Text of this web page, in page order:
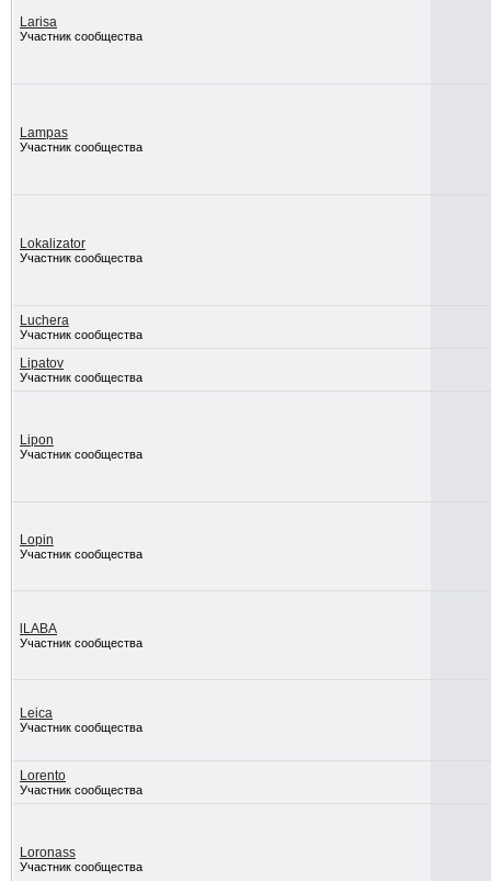
Larisa
Участник сообщества
Lampas
Участник сообщества
Lokalizator
Участник сообщества
Luchera
Участник сообщества
Lipatov
Участник сообщества
Lipon
Участник сообщества
Lopin
Участник сообщества
lLABA
Участник сообщества
Leica
Участник сообщества
Lorento
Участник сообщества
Loronass
Участник сообщества